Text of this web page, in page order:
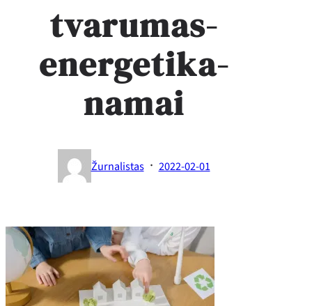
tvarumas-
energetika-
namai
Žurnalistas · 2022-02-01